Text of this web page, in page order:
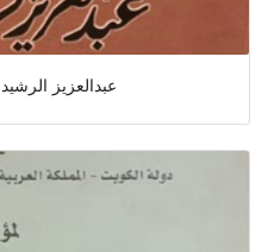
تاريخ الكويت By عبدالعزيز الرشيد